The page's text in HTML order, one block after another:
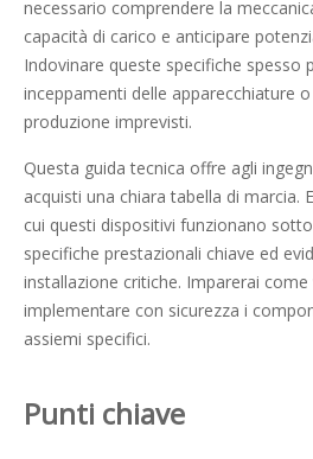
necessario comprendere la
capacità di carico e anticipare
Indovinare queste specifiche spesso
inceppamenti delle apparecchiature
produzione imprevisti.
Questa guida tecnica offre agli
acquisti una chiara tabella di marcia.
cui questi dispositivi funzionano
specifiche prestazionali chiave ed
installazione critiche. Imparerai
implementare con sicurezza i
assiemi specifici.
Punti chiave